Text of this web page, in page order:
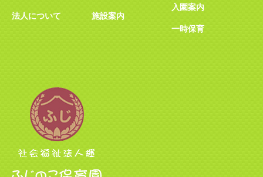
法人について 施設案内
入園案内
一時保育